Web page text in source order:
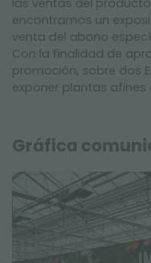
las ventas del
encontramos un
venta del abono
Con la finalidad de
promoción, sobre dos
exponer plantas
Gráfica